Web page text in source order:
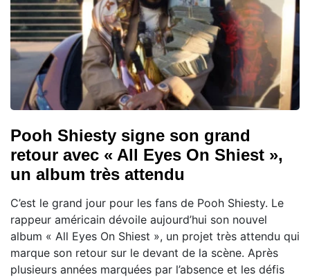
Pooh Shiesty signe son grand
retour avec « All Eyes On Shiest »,
un album très attendu
C’est le grand jour pour les fans de Pooh Shiesty. Le
rappeur américain dévoile aujourd’hui son nouvel
album « All Eyes On Shiest », un projet très attendu qui
marque son retour sur le devant de la scène. Après
plusieurs années marquées par l’absence et les défis